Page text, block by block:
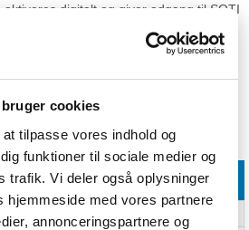
cookies
tilpasse vores indhold og
funktioner til sociale medier og
trafik. Vi deler også oplysninger
hjemmeside med vores partnere
annonceringspartnere og
digitalt og giver adgang til SOTI
Den understøtter en effektiv udrulning
og sikkerhedsopdateringer.
licens til én enhed. Det er
der kører det understøttede